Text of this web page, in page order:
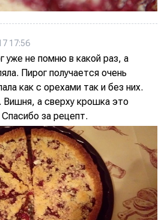
17:56
уже не помню в какой раз, а
Пирог получается очень
как с орехами так и без них.
Вишня, а сверху крошка это
за рецепт.